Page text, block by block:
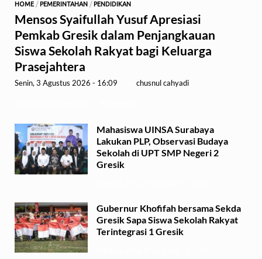
HOME/ PEMERINTAHAN / PENDIDIKAN
Mensos Syaifullah Yusuf Apresiasi
Pemkab Gresik dalam Penjangkauan
Siswa Sekolah Rakyat bagi Keluarga
Prasejahtera
Senin, 3 Agustus 2026 - 16:09 chusnul cahyadi
Mahasiswa UINSA Surabaya
Lakukan PLP, Observasi Budaya
Sekolah di UPT SMP Negeri 2
Gresik
Gubernur Khofifah bersama Sekda
Gresik Sapa Siswa Sekolah Rakyat
Terintegrasi 1 Gresik